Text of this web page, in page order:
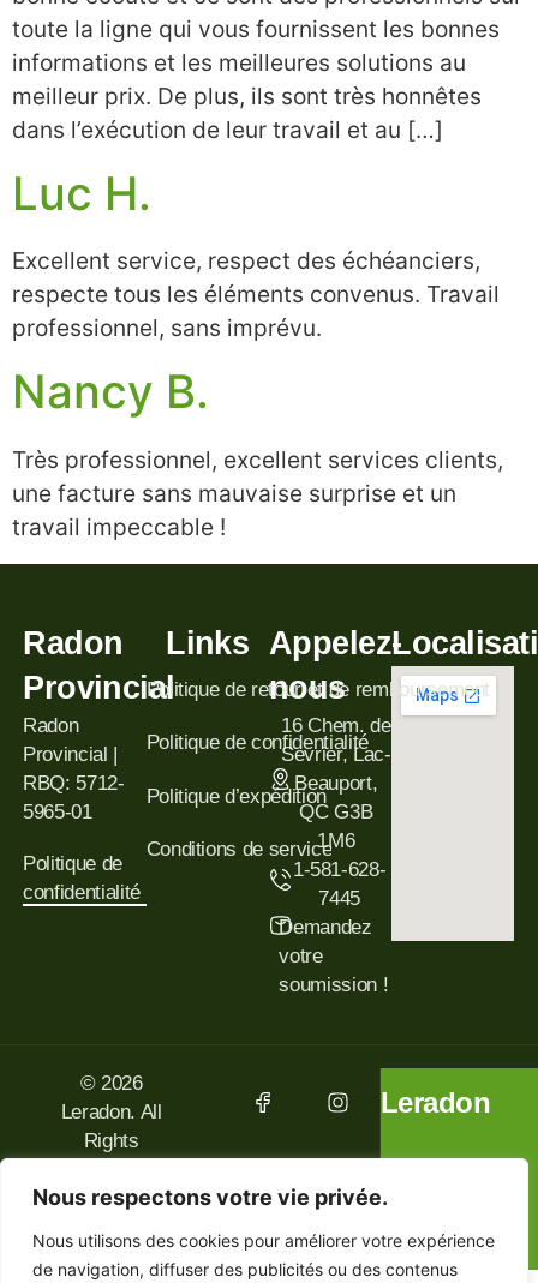
Nous respectons votre vie privée.
Nous utilisons des cookies pour améliorer votre expérience
de navigation, diffuser des publicités ou des contenus
toute la ligne qui vous fournissent les bonnes
informations et les meilleures solutions au
meilleur prix. De plus, ils sont très honnêtes
dans l’exécution de leur travail et au […]
Luc H.
Excellent service, respect des échéanciers,
respecte tous les éléments convenus. Travail
professionnel, sans imprévu.
Nancy B.
Très professionnel, excellent services clients,
une facture sans mauvaise surprise et un
travail impeccable !
Radon
Provincial
Radon
Provincial |
RBQ: 5712-
5965-01
Politique de
confidentialité
Links
Politique de retour et de remboursement
Politique de confidentialité
Politique d’expédition
Conditions de service
Appelez-
nous
16 Chem. de
Sevrier, Lac-
Beauport,
QC G3B
1M6
1-581-628-
7445
Demandez
votre
soumission !
Leradon
© 2026
Leradon. All
Rights
Design by
Pantheon, Inc.